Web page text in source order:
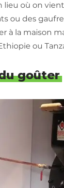
lieu où on
ou des
à la maison
ou
goûter